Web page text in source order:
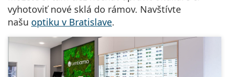
vyhotoviť nové sklá do rámov. Navštívte
našu optiku v Bratislave.